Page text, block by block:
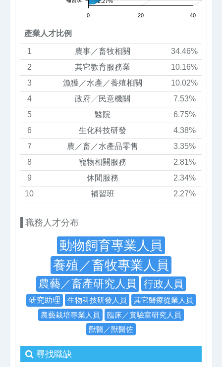
0 20 40
產業人才比例
1 農事／畜牧相關
34.46%
2
其它教育服務業
10.16%
3
漁獲／水產／養殖相關
10.02%
4
政府╱民意機關
7.53%
5
醫院
6.75%
6
生化科技研發
4.38%
7
農／畜／水產品零售
3.35%
8
寵物相關服務
2.81%
9
休閒服務
2.34%
10
補習班 2.27%
職務人才分布
動物飼育專業人員
養殖／畜牧專業人員
農藝／畜產研究人員 行政人員
研究助理 生物科技研發人員
其它醫療從業人員
農藝栽培專業人員
臨床／實驗室研究人員
獸醫／獸醫佐
尋找職缺